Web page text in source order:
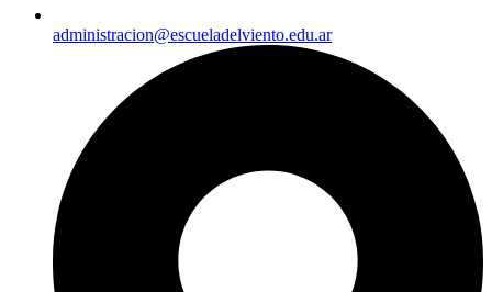
administracion@escueladelviento.edu.ar